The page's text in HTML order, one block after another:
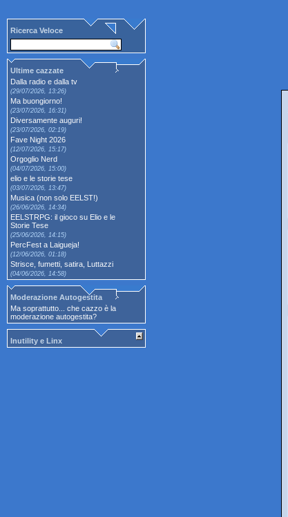
Ricerca Veloce
Ultime cazzate
Dalla radio e dalla tv
(29/07/2026, 13:26)
Ma buongiorno!
(23/07/2026, 16:31)
Diversamente auguri!
(23/07/2026, 02:19)
Fave Night 2026
(12/07/2026, 15:17)
Orgoglio Nerd
(04/07/2026, 15:00)
elio e le storie tese
(03/07/2026, 13:47)
Musica (non solo EELST!)
(26/06/2026, 14:34)
EELSTRPG: il gioco su Elio e le
Storie Tese
(25/06/2026, 14:15)
PercFest a Laigueja!
(12/06/2026, 01:18)
Strisce, fumetti, satira, Luttazzi
(04/06/2026, 14:58)
Moderazione Autogestita
Ma soprattutto... che cazzo è la
moderazione autogestita?
Inutility e Linx